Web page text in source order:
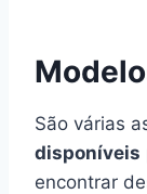
São várias
disponíveis
encontrar